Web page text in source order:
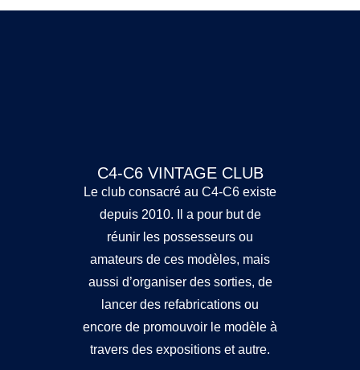
C4-C6 VINTAGE CLUB
Le club consacré au C4-C6 existe
depuis 2010. Il a pour but de
réunir les possesseurs ou
amateurs de ces modèles, mais
aussi d’organiser des sorties, de
lancer des refabrications ou
encore de promouvoir le modèle à
travers des expositions et autre.